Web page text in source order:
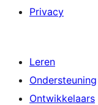
Privacy
Leren
Ondersteuning
Ontwikkelaars